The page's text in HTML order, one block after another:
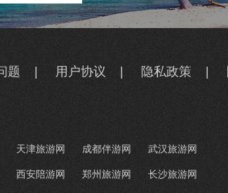
题 用户协议 隐私政策
天津旅游网 成都伴游网 武汉旅游网
西安陪游网 郑州旅游网 长沙旅游网